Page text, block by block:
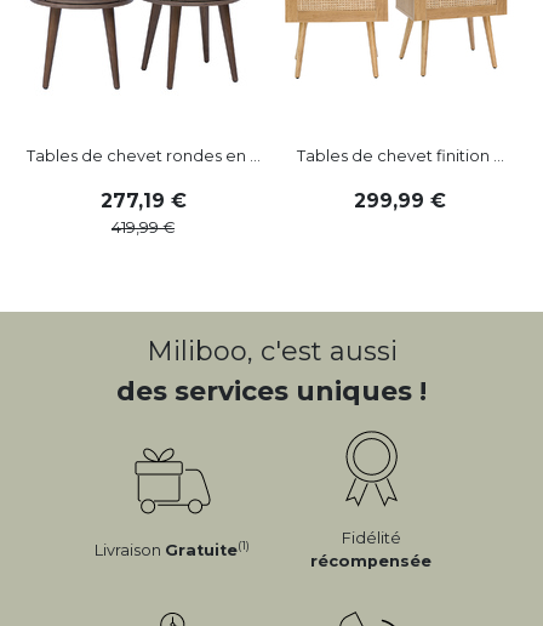
Tables de chevet rondes en ...
277,19
419,99
Tables de chevet finition ...
299,99
Miliboo, c'est aussi
des services uniques !
Livraison Gratuite(1)
Fidélité
récompensée